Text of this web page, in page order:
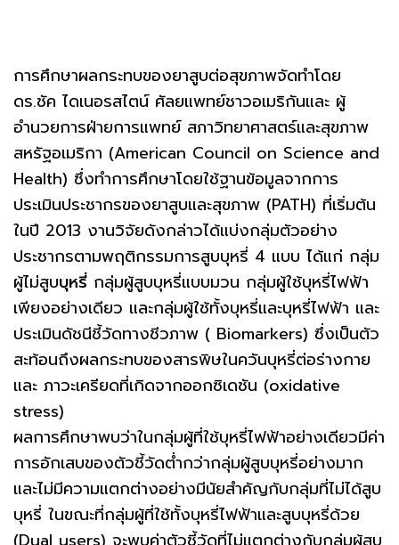
การศึกษาผลกระทบของยาสูบต่อสุขภาพจัดทำโดย
ดร.ชัค ไดเนอรสไตน์ ศัลยแพทย์ชาวอเมริกันและ ผู้
อำนวยการฝ่ายการแพทย์ สภาวิทยาศาสตร์และสุขภาพ
สหรัฐอเมริกา (American Council on Science and
Health) ซึ่งทำการศึกษาโดยใช้ฐานข้อมูลจากการ
ประเมินประชากรของยาสูบและสุขภาพ (PATH) ที่เริ่มต้น
ในปี 2013 งานวิจัยดังกล่าวได้แบ่งกลุ่มตัวอย่าง
ประชากรตามพฤติกรรมการสูบบุหรี่ 4 แบบ ได้แก่ กลุ่ม
ผู้ไม่สูบบุหรี่ กลุ่มผู้สูบบุหรี่แบบมวน กลุ่มผู้ใช้บุหรี่ไฟฟ้า
เพียงอย่างเดียว และกลุ่มผู้ใช้ทั้งบุหรี่และบุหรี่ไฟฟ้า และ
ประเมินดัชนีชี้วัดทางชีวภาพ ( Biomarkers) ซึ่งเป็นตัว
สะท้อนถึงผลกระทบของสารพิษในควันบุหรี่ต่อร่างกาย
และ ภาวะเครียดที่เกิดจากออกซิเดชัน (oxidative
stress)
ผลการศึกษาพบว่าในกลุ่มผู้ที่ใช้บุหรี่ไฟฟ้าอย่างเดียวมีค่า
การอักเสบของตัวชี้วัดต่ำกว่ากลุ่มผู้สูบบุหรี่อย่างมาก
และไม่มีความแตกต่างอย่างมีนัยสำคัญกับกลุ่มที่ไม่ได้สูบ
บุหรี่ ในขณะที่กลุ่มผู้ที่ใช้ทั้งบุหรี่ไฟฟ้าและสูบบุหรี่ด้วย